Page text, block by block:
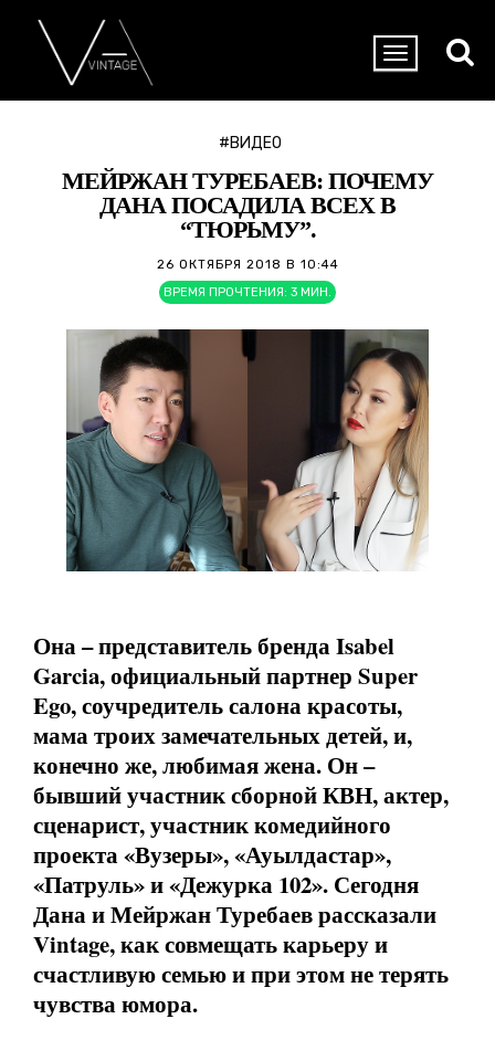
#ВИДЕО
МЕЙРЖАН ТУРЕБАЕВ: ПОЧЕМУ
ДАНА ПОСАДИЛА ВСЕХ В
“ТЮРЬМУ”.
26 ОКТЯБРЯ 2018 В 10:44
ВРЕМЯ ПРОЧТЕНИЯ: 3 МИН.
Она – представитель брендаIsabel
Garcia, официальный партнер Super
Ego, соучредитель салона красоты,
мама троих замечательных детей, и,
конечно же, любимая жена. Он –
бывший участник сборной КВН, актер,
сценарист, участник комедийного
проекта «Вузеры», «Ауылдастар»,
«Патруль» и «Дежурка 102». Сегодня
Дана и Мейржан Туребаев рассказали
Vintage, как совмещать карьеру и
счастливую семью и при этом не терять
чувства юмора.